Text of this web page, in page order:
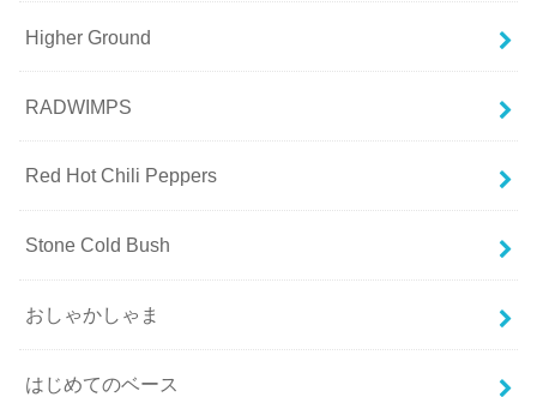
Higher Ground
RADWIMPS
Red Hot Chili Peppers
Stone Cold Bush
おしゃかしゃま
はじめてのベース